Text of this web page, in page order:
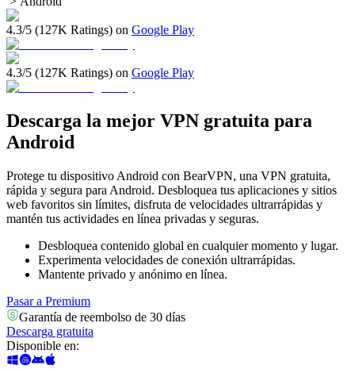
4.3/5 (127K Ratings) on Google Play
4.3/5 (127K Ratings) on Google Play
Descarga la mejor VPN gratuita para
Android
Protege tu dispositivo Android con BearVPN, una VPN gratuita,
rápida y segura para Android. Desbloquea tus aplicaciones y sitios
web favoritos sin límites, disfruta de velocidades ultrarrápidas y
mantén tus actividades en línea privadas y seguras.
Desbloquea contenido global en cualquier momento y lugar.
Experimenta velocidades de conexión ultrarrápidas.
Mantente privado y anónimo en línea.
Pasar a Premium
Garantía de reembolso de 30 días
Descarga gratuita
Disponible en: